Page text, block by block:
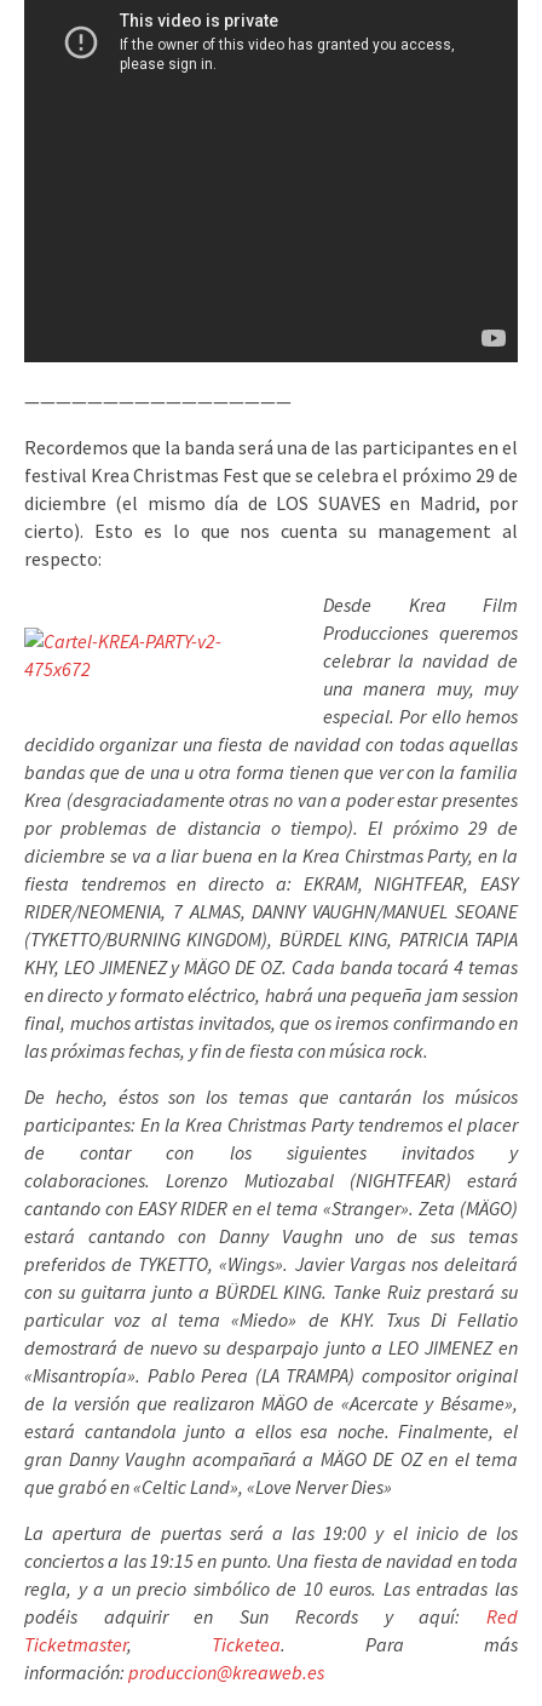
—————————————————
Recordemos que la banda será una de las participantes en el
festival Krea Christmas Fest que se celebra el próximo 29 de
diciembre (el mismo día de LOS SUAVES en Madrid, por
cierto). Esto es lo que nos cuenta su management al
respecto:
Desde Krea Film
Producciones queremos
celebrar la navidad de
una manera muy, muy
especial. Por ello hemos
decidido organizar una fiesta de navidad con todas aquellas
bandas que de una u otra forma tienen que ver con la familia
Krea (desgraciadamente otras no van a poder estar presentes
por problemas de distancia o tiempo). El próximo 29 de
diciembre se va a liar buena en la Krea Chirstmas Party, en la
fiesta tendremos en directo a: EKRAM, NIGHTFEAR, EASY
RIDER/NEOMENIA, 7 ALMAS, DANNY VAUGHN/MANUEL SEOANE
(TYKETTO/BURNING KINGDOM), BÜRDEL KING, PATRICIA TAPIA
KHY, LEO JIMENEZ y MÄGO DE OZ. Cada banda tocará 4 temas
en directo y formato eléctrico, habrá una pequeña jam session
final, muchos artistas invitados, que os iremos confirmando en
las próximas fechas, y fin de fiesta con música rock.
De hecho, éstos son los temas que cantarán los músicos
participantes: En la Krea Christmas Party tendremos el placer
de contar con los siguientes invitados y
colaboraciones. Lorenzo Mutiozabal (NIGHTFEAR) estará
cantando con EASY RIDER en el tema «Stranger». Zeta (MÄGO)
estará cantando con Danny Vaughn uno de sus temas
preferidos de TYKETTO, «Wings». Javier Vargas nos deleitará
con su guitarra junto a BÜRDEL KING. Tanke Ruiz prestará su
particular voz al tema «Miedo» de KHY. Txus Di Fellatio
demostrará de nuevo su desparpajo junto a LEO JIMENEZ en
«Misantropía». Pablo Perea (LA TRAMPA) compositor original
de la versión que realizaron MÄGO de «Acercate y Bésame»,
estará cantandola junto a ellos esa noche. Finalmente, el
gran Danny Vaughn acompañará a MÄGO DE OZ en el tema
que grabó en «Celtic Land», «Love Nerver Dies»
La apertura de puertas será a las 19:00 y el inicio de los
conciertos a las 19:15 en punto. Una fiesta de navidad en toda
regla, y a un precio simbólico de 10 euros. Las entradas las
podéis adquirir en Sun Records y aquí: Red
Ticketmaster, Ticketea. Para más
información: produccion@kreaweb.es